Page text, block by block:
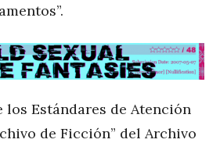
los Estándares de Atención
de Ficción” del Archivo